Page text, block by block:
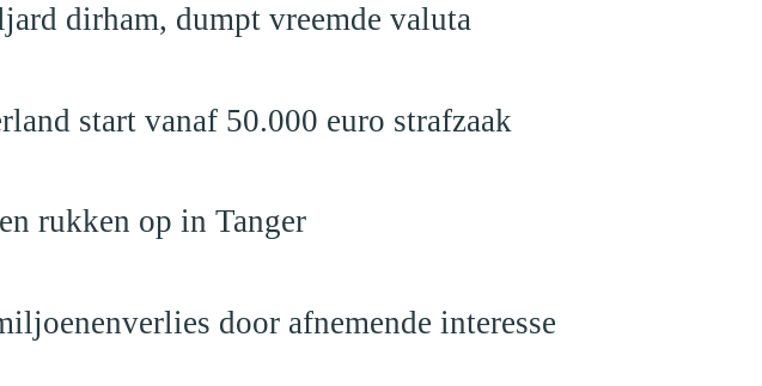
dirham, dumpt vreemde valuta
start vanaf 50.000 euro strafzaak
rukken op in Tanger
door afnemende interesse